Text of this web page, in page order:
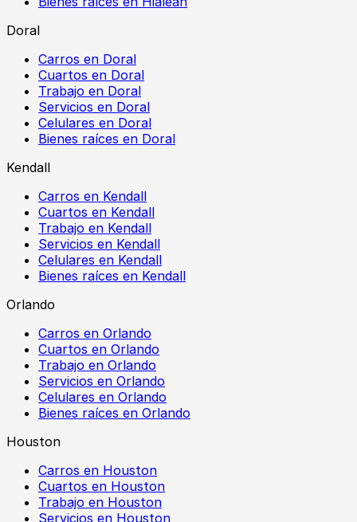
Doral
Carros en Doral
Cuartos en Doral
Trabajo en Doral
Servicios en Doral
Celulares en Doral
Bienes raíces en Doral
Kendall
Carros en Kendall
Cuartos en Kendall
Trabajo en Kendall
Servicios en Kendall
Celulares en Kendall
Bienes raíces en Kendall
Orlando
Carros en Orlando
Cuartos en Orlando
Trabajo en Orlando
Servicios en Orlando
Celulares en Orlando
Bienes raíces en Orlando
Houston
Carros en Houston
Cuartos en Houston
Trabajo en Houston
Servicios en Houston